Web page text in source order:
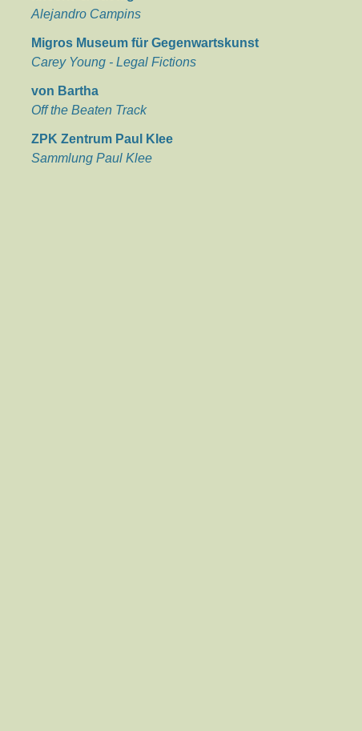
Alejandro Campins
Migros Museum für Gegenwartskunst
Carey Young - Legal Fictions
von Bartha
Off the Beaten Track
ZPK Zentrum Paul Klee
Sammlung Paul Klee